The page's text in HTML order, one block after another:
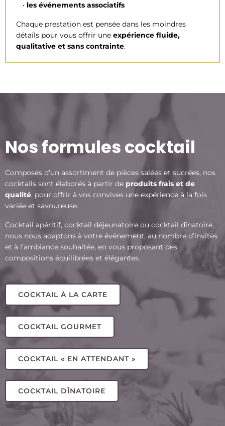
les événements associatifs
Chaque prestation est pensée dans les moindres
détails pour vous offrir une expérience fluide,
qualitative et sans contrainte.
Nos formules cocktail
Composés d’un assortiment de pièces salées et sucrées, nos
cocktails sont élaborés à partir de produits frais et de
qualité, pour offrir à vos convives une expérience à la fois
variée et savoureuse.
Cocktail apéritif, cocktail déjeunatoire ou cocktail dînatoire,
nous nous adaptons à votre événement, au nombre d’invités
et à l’ambiance souhaitée, en vous proposant des
compositions équilibrées et élégantes.
COCKTAIL À LA CARTE
COCKTAIL GOURMET
COCKTAIL « EN ATTENDANT »
COCKTAIL DÎNATOIRE